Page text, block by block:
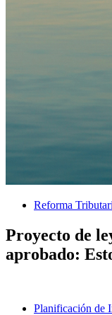
Reforma
Proyecto de
aprobado:
Planificación de